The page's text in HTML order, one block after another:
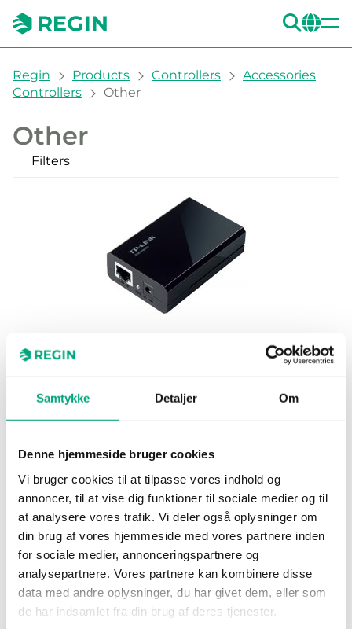
Samtykke Detaljer Om
Denne hjemmeside bruger cookies
Vi bruger cookies til at tilpasse vores indhold og
annoncer, til at vise dig funktioner til sociale medier og til
at analysere vores trafik. Vi deler også oplysninger om
din brug af vores hjemmeside med vores partnere inden
for sociale medier, annonceringspartnere og
analysepartnere. Vores partnere kan kombinere disse
data med andre oplysninger, du har givet dem, eller som
de har indsamlet fra din brug af deres tjenester.
You are here:
Regin Products Controllers
Accessories
Controllers
Other
Other
Filters
Protection class
REGIN
POE15
PoE Injector
REGIN
MM6-24/D
Signal converter